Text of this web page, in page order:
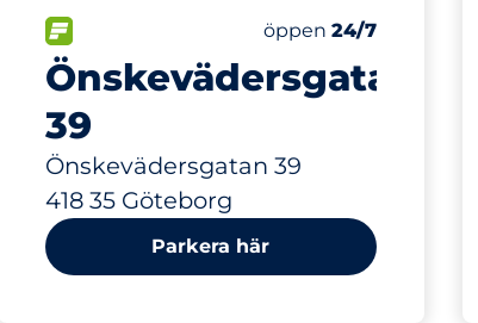
Önskevädersgatan
39
Önskevädersgatan 39
418 35 Göteborg
Antal parkeringsplatser:
Totalt antal
Torsdag&nbsp
öppen24/7
492 m
Parkera här